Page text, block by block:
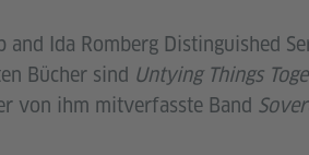
and Ida Romberg Distinguished
Bücher sind Untying Things
von ihm mitverfasste Band